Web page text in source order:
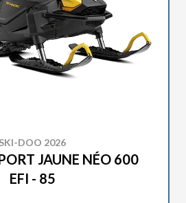
SKI-DOO 2026
JAUNE NÉO 600
EFI - 85